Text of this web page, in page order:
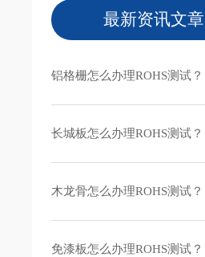
最新资讯文章
铝格栅怎么办理ROHS测试？
长城板怎么办理ROHS测试？
木龙骨怎么办理ROHS测试？
免漆板怎么办理ROHS测试？